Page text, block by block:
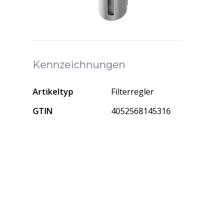
Kennzeichnungen
Artikeltyp
Filterregler
GTIN
4052568145316